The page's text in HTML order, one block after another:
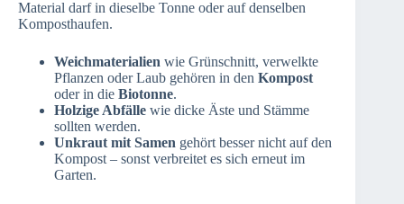
Material darf in dieselbe Tonne oder auf denselben
Komposthaufen.
Weichmaterialien wie Grünschnitt, verwelkte
Pflanzen oder Laub gehören in den Kompost
oder in die Biotonne.
Holzige Abfälle wie dicke Äste und Stämme
sollten werden.
Unkraut mit Samen gehört besser nicht auf den
Kompost – sonst verbreitet es sich erneut im
Garten.